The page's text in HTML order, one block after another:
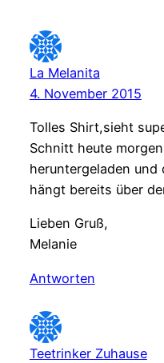
La Melanita
4. November 2015
Tolles Shirt,sieht
Schnitt heute
heruntergeladen
hängt bereits über
Lieben Gruß,
Melanie
Antworten
Teetrinker Zuhause